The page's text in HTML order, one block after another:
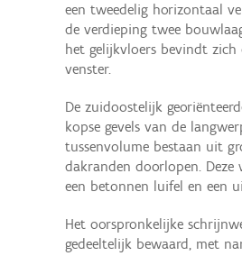
een tweedelig horizontaal
de verdieping twee
het gelijkvloers bevindt zich
venster.
De zuidoostelijk
kopse gevels van de
tussenvolume bestaan uit
dakranden doorlopen.
een betonnen luifel en een
Het oorspronkelijke
gedeeltelijk bewaard, met